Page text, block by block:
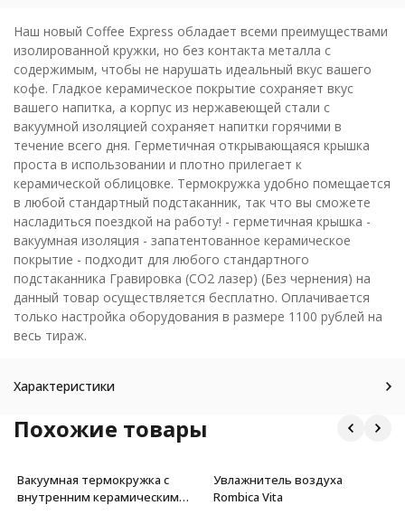
Наш новый Coffee Express обладает всеми преимуществами
изолированной кружки, но без контакта металла с
содержимым, чтобы не нарушать идеальный вкус вашего
кофе. Гладкое керамическое покрытие сохраняет вкус
вашего напитка, а корпус из нержавеющей стали с
вакуумной изоляцией сохраняет напитки горячими в
течение всего дня. Герметичная открывающаяся крышка
проста в использовании и плотно прилегает к
керамической облицовке. Термокружка удобно помещается
в любой стандартный подстаканник, так что вы сможете
насладиться поездкой на работу! - герметичная крышка -
вакуумная изоляция - запатентованное керамическое
покрытие - подходит для любого стандартного
подстаканника Гравировка (CO2 лазер) (Без чернения) на
данный товар осуществляется бесплатно. Оплачивается
только настройка оборудования в размере 1100 рублей на
весь тираж.
Характеристики
Похожие товары
Вакуумная термокружка с
внутренним керамическим
Увлажнитель воздуха
Rombica Vita